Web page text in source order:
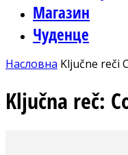
Магазин
Чуденце
Насловна Ključne reči
Ključna reč: